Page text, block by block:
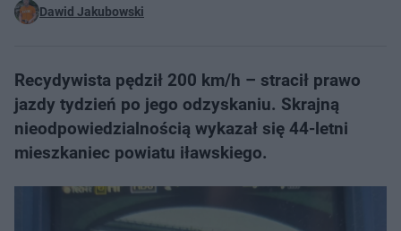
Dawid Jakubowski
Recydywista pędził 200 km/h – stracił prawo
jazdy tydzień po jego odzyskaniu. Skrajną
nieodpowiedzialnością wykazał się 44-letni
mieszkaniec powiatu iławskiego.